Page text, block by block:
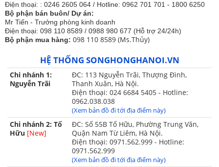
Bộ chăn ga gối thiết kế theo phong
cách tinh tế, nhã nhặn xong vẫn
không kém phần sang trọng cao
cấp.
Họa tiết được in màu sắc nét, không
bị phai màu do được in từ công
nghệ in tiên tiến hiện đại nhất hiện
Vải cotton bền chắc, dày dặn, không
bị xù lông, co nhăn hay bai dão
trong quá trình sử dụng.
Điện thoại: : 0246 2605 064 / Hotline: 0962 701 701 - 1800 6250
Bộ phận bán buôn/ Dự án:
Mr Tiến - Trưởng phòng kinh doanh
Điện thoại: 098 110 8589 / 0988 980 677 (Hỗ trợ 24/24h)
Bộ phận mua hàng: 098 110 8589 (Ms.Thủy)
HỆ THỐNG SONGHONGHANOI.VN
Chi nhánh 1:
Nguyễn Trãi
ĐC: 113 Nguyễn Trãi, Thượng Đình,
Thanh Xuân, Hà Nội.
Điện thoại: 024 6684 5405 - Hotline:
0962.038.038
(Xem bản đồ đi tới địa điểm này)
Chi nhánh 2: Tố
Hữu [New]
ĐC: Số 55B Tố Hữu, Phường Trung Văn,
Quận Nam Từ Liêm, Hà Nội.
Điện thoại: 0971.562.999 - Hotline:
0971.562.999
(Xem bản đồ đi tới địa điểm này)